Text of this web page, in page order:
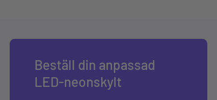
Beställ din anpassad
LED-neonskylt